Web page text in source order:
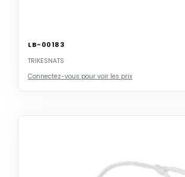
LB-00183
TRIKESNATS
Connectez-vous pour voir les prix